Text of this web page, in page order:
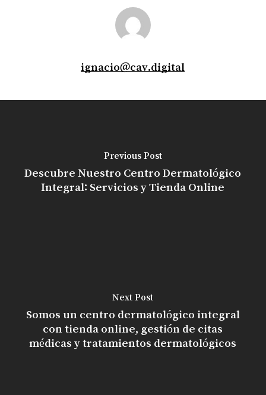
ignacio@cav.digital
Previous Post
Descubre Nuestro Centro Dermatológico
Integral: Servicios y Tienda Online
Next Post
Somos un centro dermatológico integral
con tienda online, gestión de citas
médicas y tratamientos dermatológicos